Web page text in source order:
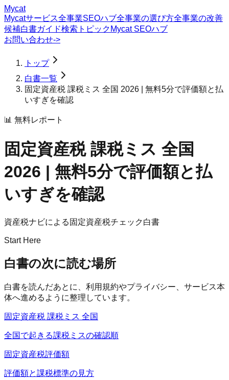
Mycat
Mycatサービス全事業SEOハブ全事業の選び方全事業の改善
候補白書ガイド検索トピック Mycat SEOハブ
お問い合わせ->
トップ
白書一覧
固定資産税 課税ミス 全国 2026 | 無料5分で評価額と払
いすぎを確認
📊 無料レポート
固定資産税 課税ミス 全国
2026 | 無料5分で評価額と払
いすぎを確認
資産税ナビによる固定資産税チェック白書
Start Here
白書の次に読む場所
白書を読んだあとに、利用規約やプライバシー、サービス本
体へ進めるように整理しています。
固定資産税 課税ミス 全国
全国で起きる課税ミスの確認順
固定資産税評価額
評価額と課税標準の見方